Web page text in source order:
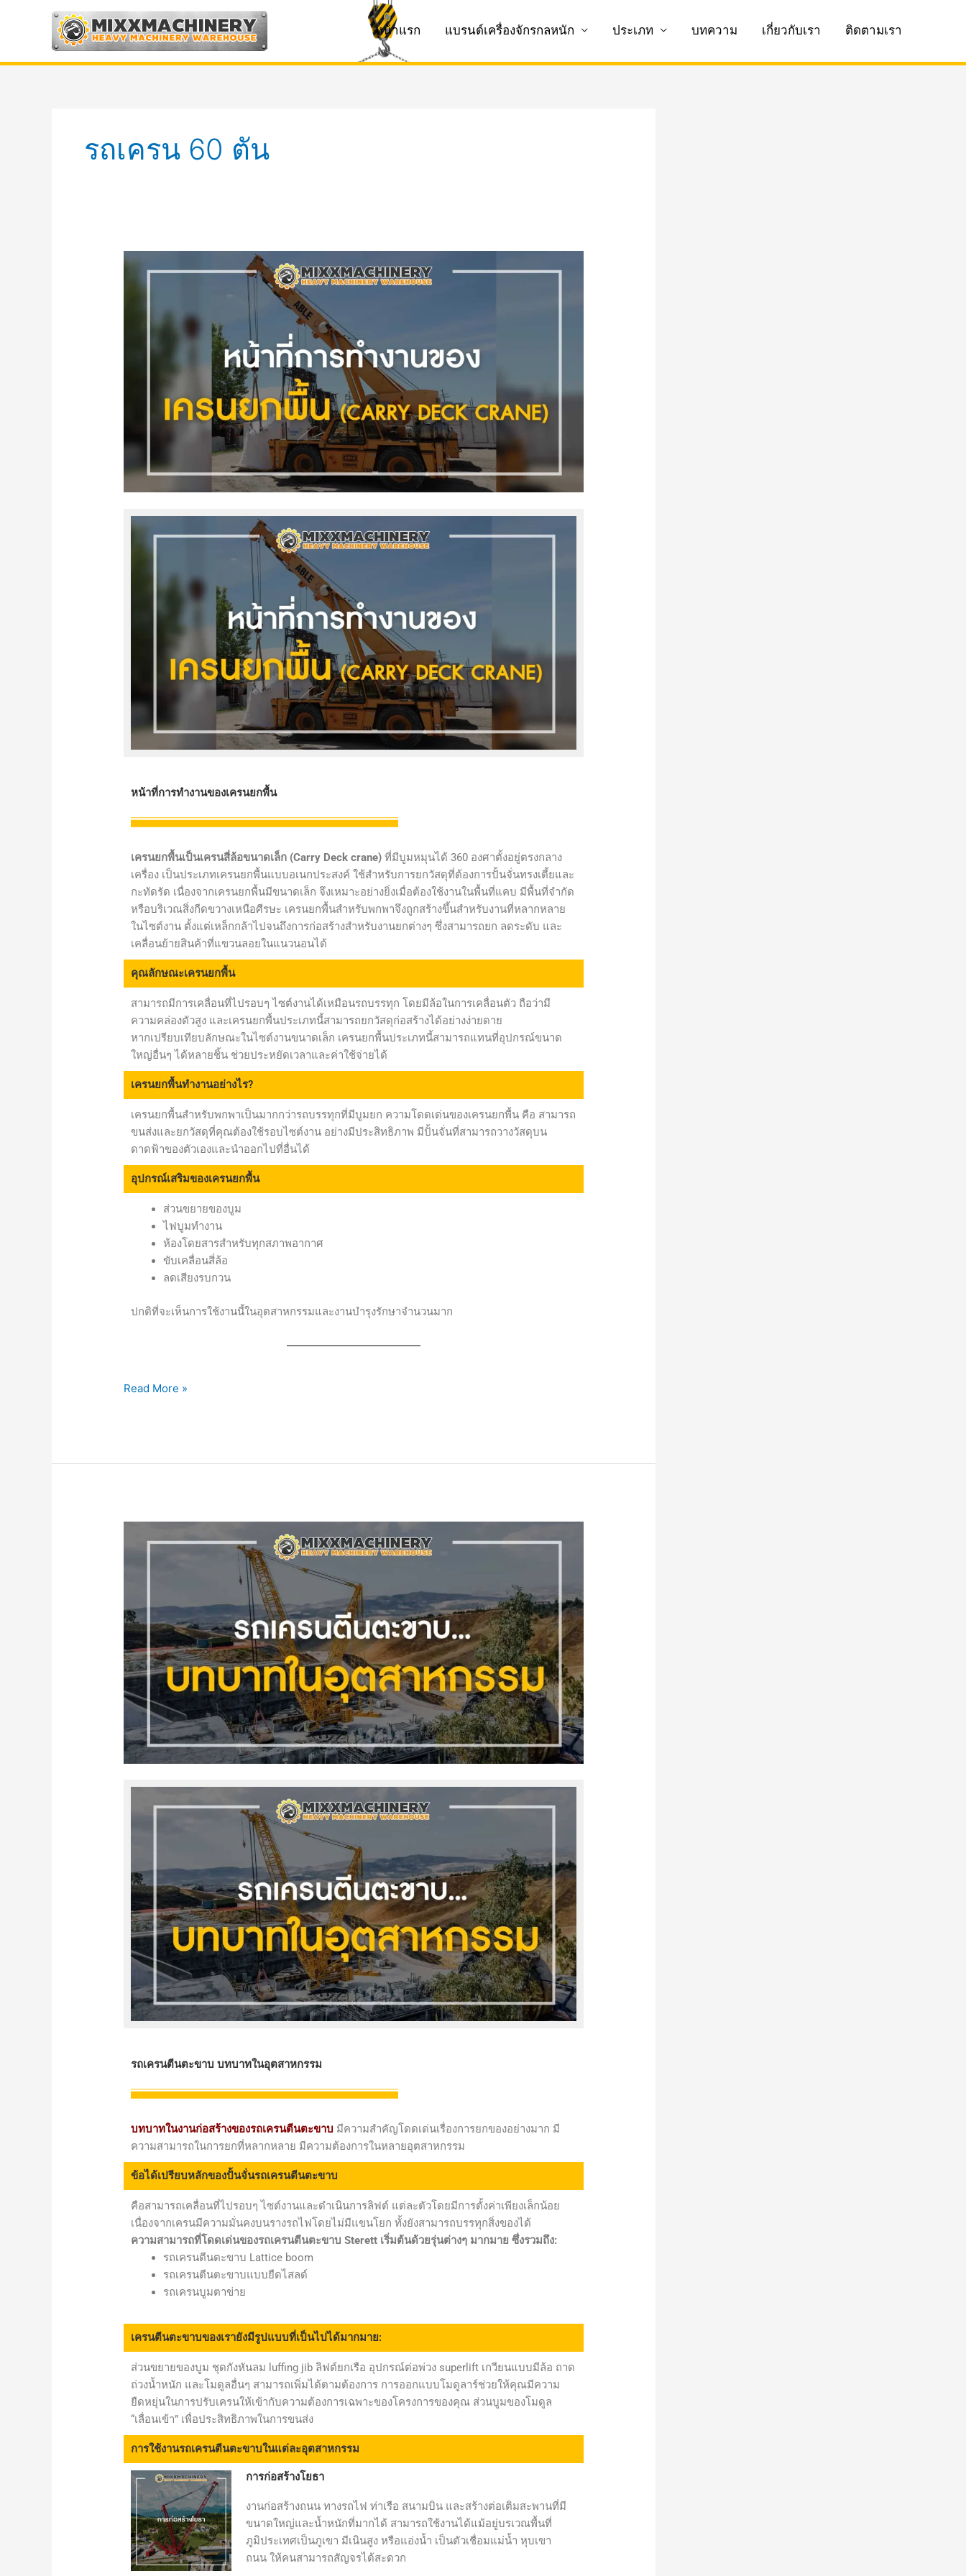
หน้าแรก แบรนด์เครื่องจักรกลหนัก ประเภท บทความ เกี่ยวกับเรา ติดตามเรา
รถเครน 60 ตัน
หน้าที่การทำงานของเครนยกพื้น
เครนยกพื้นเป็นเครนสี่ล้อขนาดเล็ก (Carry Deck crane) ที่มีบูมหมุนได้ 360 องศาตั้งอยู่ตรงกลาง
เครื่อง เป็นประเภทเครนยกพื้นแบบอเนกประสงค์ ใช้สำหรับการยกวัสดุที่ต้องการปั้นจั่นทรงเตี้ยและ
กะทัดรัด เนื่องจากเครนยกพื้นมีขนาดเล็ก จึงเหมาะอย่างยิ่งเมื่อต้องใช้งานในพื้นที่แคบ มีพื้นที่จำกัด
หรือบริเวณสิ่งกีดขวางเหนือศีรษะ เครนยกพื้นสำหรับพกพาจึงถูกสร้างขึ้นสำหรับงานที่หลากหลาย
ในไซต์งาน ตั้งแต่เหล็กกล้าไปจนถึงการก่อสร้างสำหรับงานยกต่างๆ ซึ่งสามารถยก ลดระดับ และ
เคลื่อนย้ายสินค้าที่แขวนลอยในแนวนอนได้
คุณลักษณะเครนยกพื้น
สามารถมีการเคลื่อนที่ไปรอบๆ ไซต์งานได้เหมือนรถบรรทุก โดยมีล้อในการเคลื่อนตัว ถือว่ามี
ความคล่องตัวสูง และเครนยกพื้นประเภทนี้สามารถยกวัสดุก่อสร้างได้อย่างง่ายดาย
หากเปรียบเทียบลักษณะในไซต์งานขนาดเล็ก เครนยกพื้นประเภทนี้สามารถแทนที่อุปกรณ์ขนาด
ใหญ่อื่นๆ ได้หลายชิ้น ช่วยประหยัดเวลาและค่าใช้จ่ายได้
เครนยกพื้นทำงานอย่างไร?
เครนยกพื้นสำหรับพกพาเป็นมากกว่ารถบรรทุกที่มีบูมยก ความโดดเด่นของเครนยกพื้น คือ สามารถ
ขนส่งและยกวัสดุที่คุณต้องใช้รอบไซต์งาน อย่างมีประสิทธิภาพ มีปั้นจั่นที่สามารถวางวัสดุบน
ดาดฟ้าของตัวเองและนำออกไปที่อื่นได้
อุปกรณ์เสริมของเครนยกพื้น
ส่วนขยายของบูม
ไฟบูมทำงาน
ห้องโดยสารสำหรับทุกสภาพอากาศ
ขับเคลื่อนสี่ล้อ
ลดเสียงรบกวน
ปกติที่จะเห็นการใช้งานนี้ในอุตสาหกรรมและงานบำรุงรักษาจำนวนมาก
หน้าที่
ทำงาน
Read More »
รถเครนตีนตะขาบ บทบาทในอุตสาหกรรม
บทบาทในงานก่อสร้างของรถเครนตีนตะขาบ มีความสำคัญโดดเด่นเรื่องการยกของอย่างมาก มี
ความสามารถในการยกที่หลากหลาย มีความต้องการในหลายอุตสาหกรรม
ข้อได้เปรียบหลักของปั้นจั่นรถเครนตีนตะขาบ
คือสามารถเคลื่อนที่ไปรอบๆ ไซต์งานและดำเนินการลิฟต์ แต่ละตัวโดยมีการตั้งค่าเพียงเล็กน้อย
เนื่องจากเครนมีความมั่นคงบนรางรถไฟโดยไม่มีแขนโยก ทั้งยังสามารถบรรทุกสิ่งของได้
ความสามารถที่โดดเด่นของรถเครนตีนตะขาบ Sterett เริ่มต้นด้วยรุ่นต่างๆ มากมาย ซึ่งรวมถึง:
รถเครนตีนตะขาบ Lattice boom
รถเครนตีนตะขาบแบบยืดไสลด์
รถเครนบูมตาข่าย
เครนตีนตะขาบของเรายังมีรูปแบบที่เป็นไปได้มากมาย:
ส่วนขยายของบูม ชุดกังหันลม luffing jib ลิฟต์ยกเรือ อุปกรณ์ต่อพ่วง superlift เกวียนแบบมีล้อ ถาด
ถ่วงน้ำหนัก และโมดูลอื่นๆ สามารถเพิ่มได้ตามต้องการ การออกแบบโมดูลาร์ช่วยให้คุณมีความ
ยืดหยุ่นในการปรับเครนให้เข้ากับความต้องการเฉพาะของโครงการของคุณ ส่วนบูมของโมดูล
“เลื่อนเข้า” เพื่อประสิทธิภาพในการขนส่ง
การใช้งานรถเครนตีนตะขาบในแต่ละอุตสาหกรรม
การก่อสร้างโยธา
งานก่อสร้างถนน ทางรถไฟ ท่าเรือ สนามบิน และสร้างต่อเติมสะพานที่มี
ขนาดใหญ่และน้ำหนักที่มากได้ สามารถใช้งานได้แม้อยู่บรเวณพื้นที่
ภูมิประเทศเป็นภูเขา มีเนินสูง หรือแอ่งน้ำ เป็นตัวเชื่อมแม่น้ำ หุบเขา
ถนน ให้คนสามารถสัญจรได้สะดวก
ใน
อุตสาหกรรม